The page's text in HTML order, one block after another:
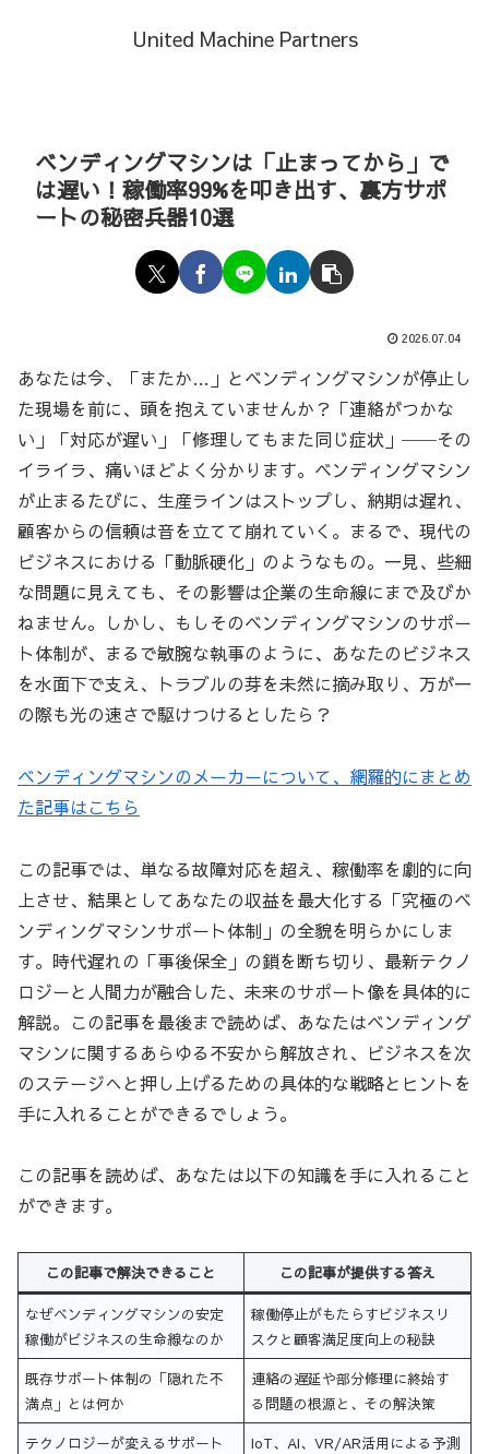
United Machine Partners
ベンディングマシンは「止まってから」で
は遅い！稼働率99%を叩き出す、裏方サポ
ートの秘密兵器10選
2026.07.04
あなたは今、「またか…」とベンディングマシンが停止し
た現場を前に、頭を抱えていませんか？「連絡がつかな
い」「対応が遅い」「修理してもまた同じ症状」──その
イライラ、痛いほどよく分かります。ベンディングマシン
が止まるたびに、生産ラインはストップし、納期は遅れ、
顧客からの信頼は音を立てて崩れていく。まるで、現代の
ビジネスにおける「動脈硬化」のようなもの。一見、些細
な問題に見えても、その影響は企業の生命線にまで及びか
ねません。しかし、もしそのベンディングマシンのサポー
ト体制が、まるで敏腕な執事のように、あなたのビジネス
を水面下で支え、トラブルの芽を未然に摘み取り、万が一
の際も光の速さで駆けつけるとしたら？
ベンディングマシンのメーカーについて、網羅的にまとめ
た記事はこちら
この記事では、単なる故障対応を超え、稼働率を劇的に向
上させ、結果としてあなたの収益を最大化する「究極のベ
ンディングマシンサポート体制」の全貌を明らかにしま
す。時代遅れの「事後保全」の鎖を断ち切り、最新テクノ
ロジーと人間力が融合した、未来のサポート像を具体的に
解説。この記事を最後まで読めば、あなたはベンディング
マシンに関するあらゆる不安から解放され、ビジネスを次
のステージへと押し上げるための具体的な戦略とヒントを
手に入れることができるでしょう。
この記事を読めば、あなたは以下の知識を手に入れること
ができます。
この記事で解決できること この記事が提供する答え
なぜベンディングマシンの安定
稼働がビジネスの生命線なのか
稼働停止がもたらすビジネスリ
スクと顧客満足度向上の秘訣
既存サポート体制の「隠れた不
満点」とは何か
連絡の遅延や部分修理に終始す
る問題の根源と、その解決策
テクノロジーが変えるサポート
IoT、AI、VR/AR活用による予測